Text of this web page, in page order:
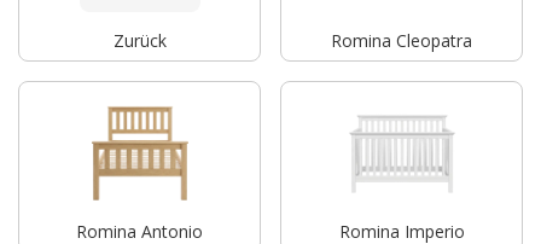
Zurück Romina Cleopatra
Romina Antonio Romina Imperio